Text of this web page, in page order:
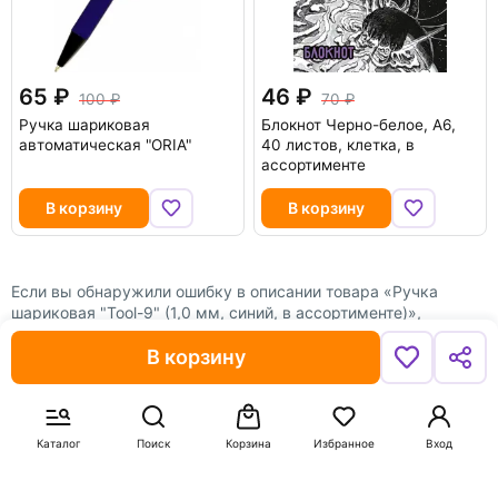
Каталог Поиск Вход
Избранное
Корзина
В корзину
65
100
Ручка шариковая
автоматическая "ORIA"
В корзину
46
70
Блокнот Черно-белое, А6,
40 листов, клетка, в
ассортименте
В корзину
Если вы обнаружили ошибку в описании товара «Ручка
шариковая "Tool-9" (1,0 мм, синий, в ассортименте)»,
то выделите её мышкой и нажмите Ctrl+Enter. Спасибо, что
помогаете нам стать лучше!